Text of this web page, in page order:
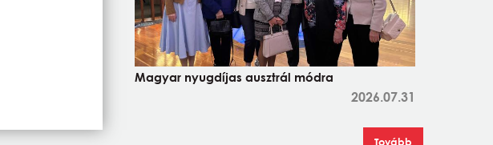
Magyar nyugdíjas ausztrál módra
2026.07.31
Tovább